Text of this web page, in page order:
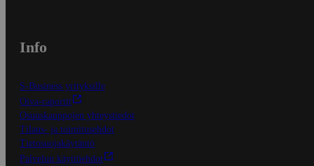
Info
S-Business yrityksille
Oiva-raportit
Osuuskauppojen yhteystiedot
Tilaus- ja toimitusehdot
Tietosuojakäytäntö
Palvelun käyttöehdot